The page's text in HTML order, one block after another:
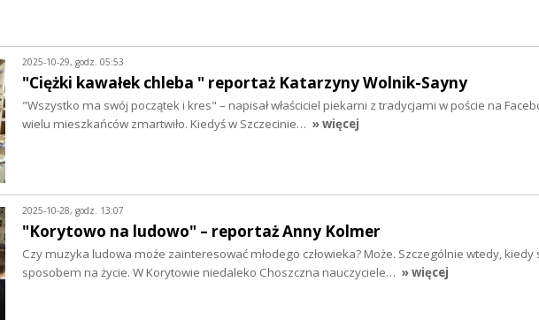
2025-10-29, godz. 05:53
"Ciężki kawałek chleba " reportaż Katarzyny Wolnik-Sayny
"Wszystko ma swój początek i kres" – napisał właściciel piekarni z tradycjami w poście na
wielu mieszkańców zmartwiło. Kiedyś w Szczecinie… » więcej
2025-10-28, godz. 13:07
"Korytowo na ludowo" – reportaż Anny Kolmer
Czy muzyka ludowa może zainteresować młodego człowieka? Może. Szczególnie wtedy, kiedy
sposobem na życie. W Korytowie niedaleko Choszczna nauczyciele… » więcej